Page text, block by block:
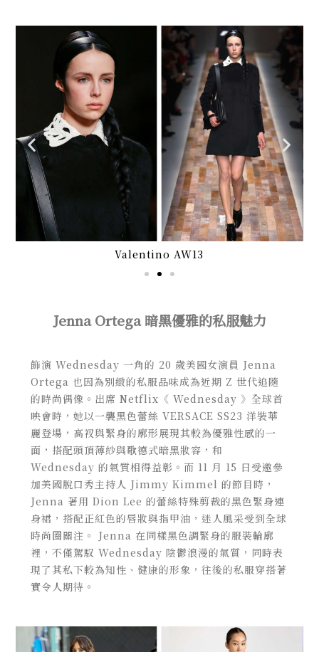
Valentino AW13
Jenna Ortega 暗黑優雅的私服魅力
飾演 Wednesday 一角的 20 歲美國女演員 Jenna
Ortega 也因為別緻的私服品味成為近期 Z 世代追隨
的時尚偶像。出席 Netflix《 Wednesday 》全球首
映會時，她以一襲黑色蕾絲 VERSACE SS23 洋裝華
麗登場， 高衩與緊身的廓形展現其較為優雅性感的一
面，搭配頭頂薄紗與歌德式暗黑妝容，和
Wednesday 的氣質相得益彰。而 11 月 15 日受邀參
加美國脫口秀主持人 Jimmy Kimmel 的節目時，
Jenna 著用 Dion Lee 的蕾絲特殊剪裁的黑色緊身連
身裙，搭配正紅色的唇妝與指甲油，迷人風采受到全球
時尚圈關注。 Jenna 在同樣黑色調緊身的服裝輪廓
裡，不僅駕馭 Wednesday 陰鬱浪漫的氣質，同時表
現了其私下較為知性、健康的形象，往後的私服穿搭著
實令人期待。